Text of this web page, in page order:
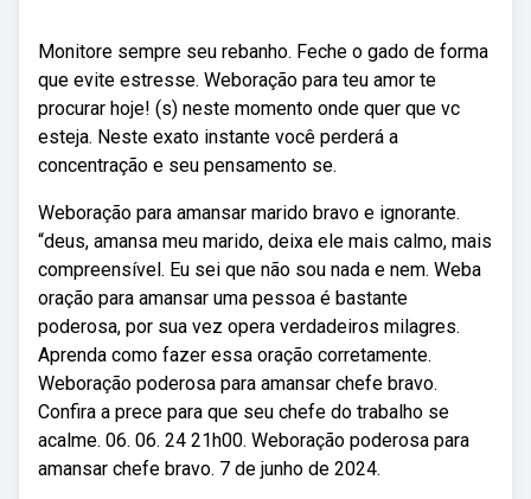
Monitore sempre seu rebanho. Feche o gado de forma
que evite estresse. Weboração para teu amor te
procurar hoje! (s) neste momento onde quer que vc
esteja. Neste exato instante você perderá a
concentração e seu pensamento se.
Weboração para amansar marido bravo e ignorante.
“deus, amansa meu marido, deixa ele mais calmo, mais
compreensível. Eu sei que não sou nada e nem. Weba
oração para amansar uma pessoa é bastante
poderosa, por sua vez opera verdadeiros milagres.
Aprenda como fazer essa oração corretamente.
Weboração poderosa para amansar chefe bravo.
Confira a prece para que seu chefe do trabalho se
acalme. 06. 06. 24 21h00. Weboração poderosa para
amansar chefe bravo. 7 de junho de 2024.